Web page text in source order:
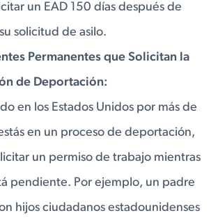
un EAD 150 días después de
solicitud de asilo.
Permanentes que Solicitan la
de Deportación:
en los Estados Unidos por más de
en un proceso de deportación,
un permiso de trabajo mientras
pendiente. Por ejemplo, un padre
hijos ciudadanos estadounidenses